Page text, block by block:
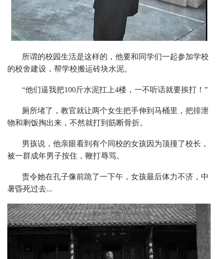
所谓的校园生活是这样的，他要和同学们一起参加学校
的校舍建设，帮学校搬运砖块水泥。
“他们逼我把100斤水泥扛上4楼，一不听话就要挨打！”
厕所堵了，教官就让两个女生把手伸到马桶里，把排泄
物和剩饭掏出来，不然就打到筋断骨折。
男孩说，他亲眼看到有个同校的女孩因为顶撞了校长，
被一群成年男子按住，鞭打辱骂。
责令她在孔子像前跪了一下午，女孩最后体力不济，中
暑昏死过去...